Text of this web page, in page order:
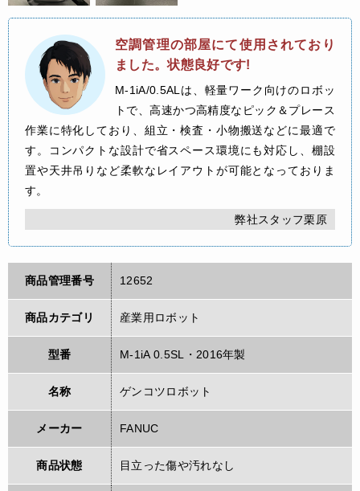
空調管理の部屋にて使用されており
ました。状態良好です!
M-1iA/0.5ALは、軽量ワーク向けのロボッ
トで、高速かつ高精度なピック＆プレース
作業に特化しており、組立・検査・小物搬送などに最適で
す。コンパクトな設計で省スペース環境にも対応し、棚設
置や天井吊りなど柔軟なレイアウトが可能となっておりま
す。
弊社スタッフ栗原
商品管理番号 12652
商品カテゴリ 産業用ロボット
型番 M-1iA 0.5SL・2016年製
名称 ゲンコツロボット
メーカー FANUC
商品状態 目立った傷や汚れなし